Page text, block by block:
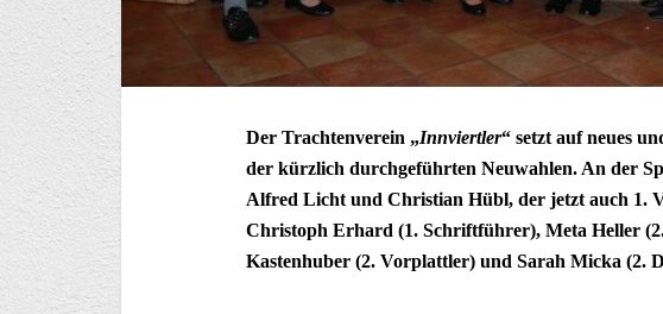
Der Trachtenverein „Innviertler“ setzt auf neues
der kürzlich durchgeführten Neuwahlen. An der
Alfred Licht und Christian Hübl, der jetzt auch 1.
Christoph Erhard (1. Schriftführer), Meta Heller
Kastenhuber (2. Vorplattler) und Sarah Micka (2.